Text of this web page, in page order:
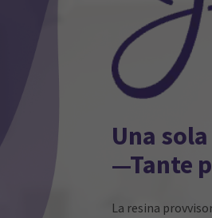
Una
—Tante
La resina